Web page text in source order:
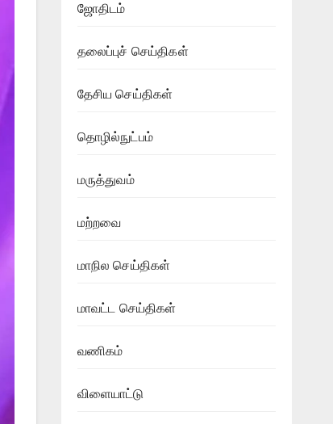
ஜோதிடம்
தலைப்புச் செய்திகள்
தேசிய செய்திகள்
தொழில்நுட்பம்
மருத்துவம்
மற்றவை
மாநில செய்திகள்
மாவட்ட செய்திகள்
வணிகம்
விளையாட்டு